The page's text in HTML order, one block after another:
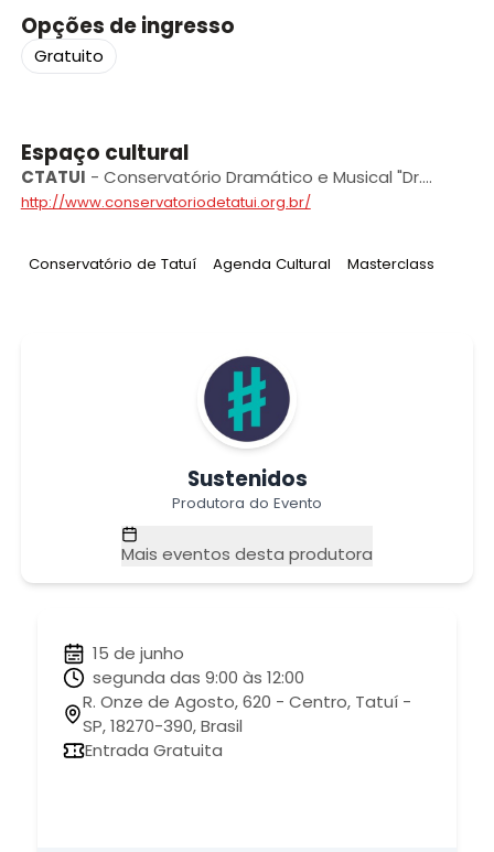
Opções de ingresso
Gratuito
Espaço cultural
CTATUI - Conservatório Dramático e Musical "Dr.
Carlos de Campos” de Tatuí
http://www.conservatoriodetatui.org.br/
Tag:
Conservatório de Tatuí Tag:
Agenda Cultural Tag:
Masterclass
Sustenidos
Produtora do Evento
Mais eventos desta produtora
15 de junho
segunda das 9:00 às 12:00
R. Onze de Agosto, 620 - Centro, Tatuí -
SP, 18270-390, Brasil
Entrada Gratuita